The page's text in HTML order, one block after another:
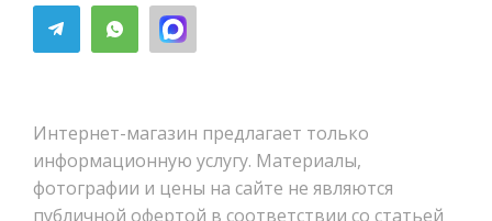
Интернет-магазин предлагает только
информационную услугу. Материалы,
фотографии и цены на сайте не являются
публичной офертой в соответствии со статьей